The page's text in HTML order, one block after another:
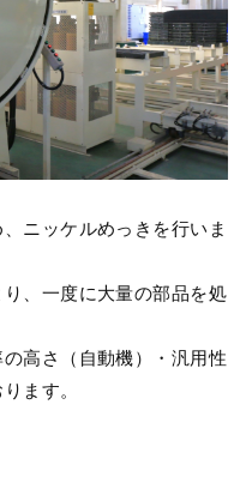
ニッケルめっきを行いま
、一度に大量の部品を処
高さ（自動機）・汎用性
ます。